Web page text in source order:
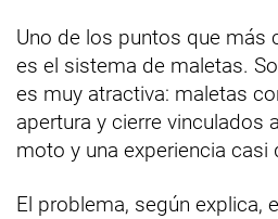
Uno de los puntos que más
es el sistema de maletas.
es muy atractiva: maletas
apertura y cierre vinculados
moto y una experiencia casi
El problema, según explica,